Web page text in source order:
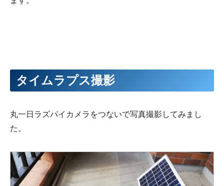
タイムラプス撮影
丸一日ラズパイカメラをつないで写真撮影してみまし
た。